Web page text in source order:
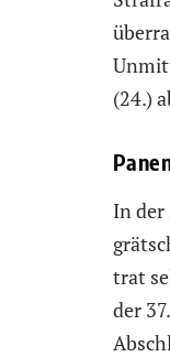
(24.)
In der
trat
der